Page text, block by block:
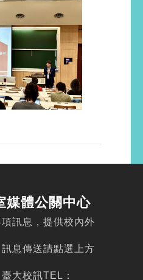
媒體公關中心
訊息，提供校內外
息傳送請點選上方
大校訊TEL：